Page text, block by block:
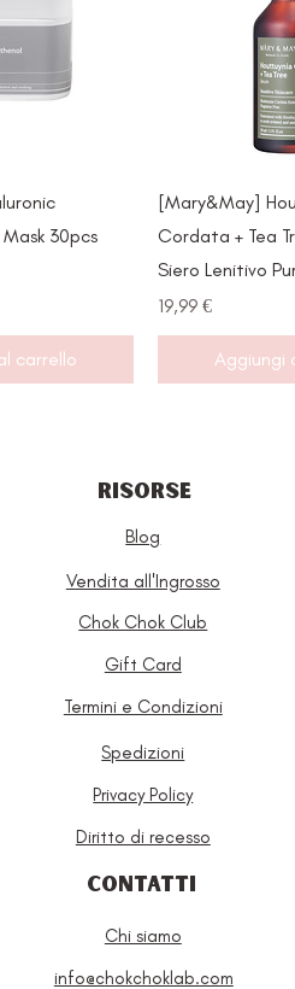
30pcs
carrello
Vista
[Mary&May]
Cordata + Tea
Siero Lenitivo
Prezzo
19,99 €
Aggiungi
RISORSE
Blog
Vendita all'Ingrosso
Chok Chok Club
Gift Card
Termini e Condizioni
Spedizioni
Privacy Policy
Diritto di recesso
CONTATTI
Chi siamo
info@chokchoklab.com